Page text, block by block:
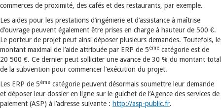
commerces de proximité, des cafés et des restaurants, par exemple.
Les aides pour les prestations d’ingénierie et d’assistance à maîtrise
d’ouvrage peuvent également être prises en charge à hauteur de 500 €.
Le porteur de projet peut ainsi déposer plusieurs demandes. Toutefois, le
montant maximal de l’aide attribuée par ERP de 5ème catégorie est de
20 500 €. Ce dernier peut solliciter une avance de 30 % du montant total
de la subvention pour commencer l’exécution du projet.
Les ERP de 5ème catégorie peuvent désormais soumettre leur demande
et déposer leur dossier en ligne sur le guichet de l’Agence des services de
paiement (ASP) à l’adresse suivante : http://asp-public.fr.